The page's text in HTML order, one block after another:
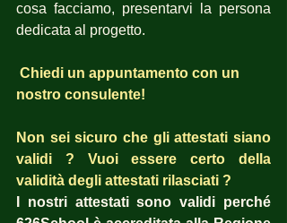
cosa facciamo, presentarvi la persona
dedicata al progetto.
Chiedi un appuntamento con un
nostro consulente!
Non sei sicuro che gli attestati siano
validi ? Vuoi essere certo della
validità degli attestati rilasciati ?
I nostri attestati sono validi perché